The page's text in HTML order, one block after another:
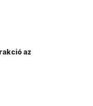
Romulusz a